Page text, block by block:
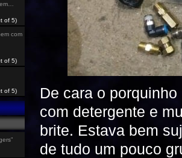
De cara o
com detergente e
brite. Estava bem
de tudo um pouco
of 5)
com
of 5)
of 5)